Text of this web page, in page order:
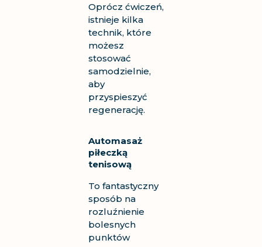
Oprócz ćwiczeń,
istnieje kilka
technik, które
możesz
stosować
samodzielnie,
aby
przyspieszyć
regenerację.
Automasaż
piłeczką
tenisową
To fantastyczny
sposób na
rozluźnienie
bolesnych
punktów